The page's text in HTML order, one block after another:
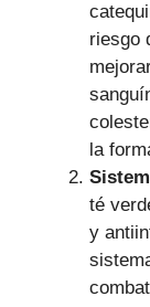
riesgo
la
té
y